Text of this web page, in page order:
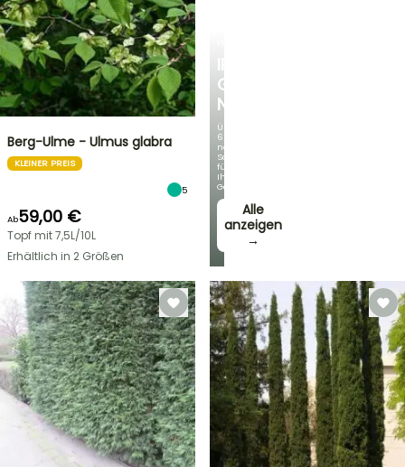
IRIS
GERMANICA
NEUHEITEN
Über
60
neue
Sorten
für
Ihren
Garten!
Alle
anzeigen
→
Berg-Ulme - Ulmus glabra
KLEINER PREIS
5
Ab59,00 €
Topf mit 7,5L/10L
Erhältlich in 2 Größen